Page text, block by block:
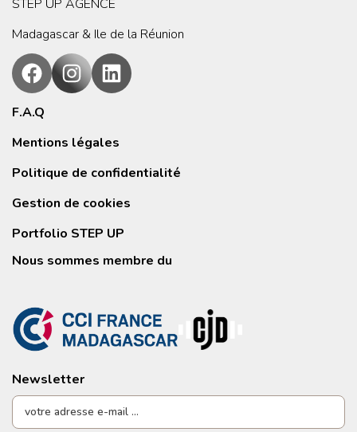
STEP UP AGENCE
Madagascar & Ile de la Réunion
F.A.Q
Mentions légales
Politique de confidentialité
Gestion de cookies
Portfolio STEP UP
Newsletter
Nous sommes membre du